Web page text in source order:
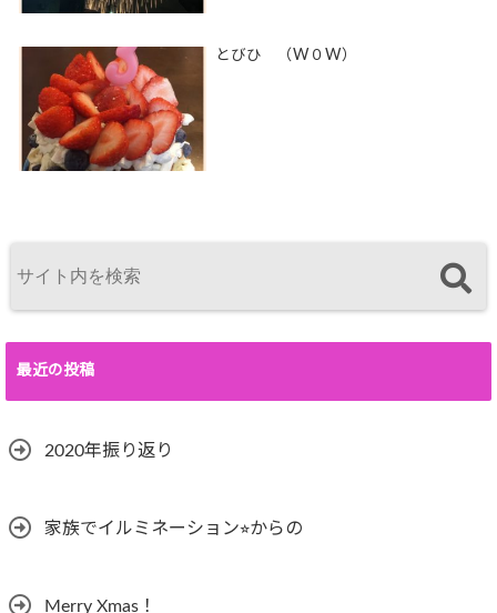
とびひ （W０W）
最近の投稿
2020年振り返り
家族でイルミネーション⭐︎からの
Merry Xmas！